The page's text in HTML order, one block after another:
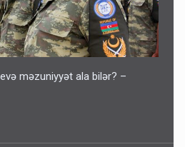
məzuniyyət ala bilər? –